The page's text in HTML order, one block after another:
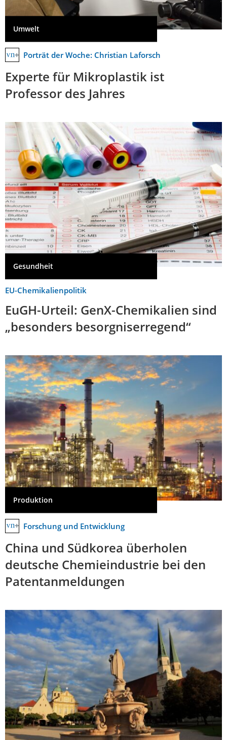
Umwelt
Porträt der Woche: Christian Laforsch
Experte für Mikroplastik ist
Professor des Jahres
Gesundheit
EU-Chemikalienpolitik
EuGH-Urteil: GenX-Chemikalien sind
„besonders besorgniserregend“
Produktion
Forschung und Entwicklung
China und Südkorea überholen
deutsche Chemieindustrie bei den
Patentanmeldungen